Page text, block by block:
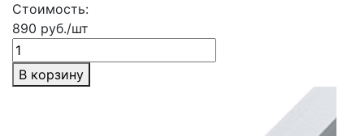
Стоимость:
890 руб./шт
В корзину